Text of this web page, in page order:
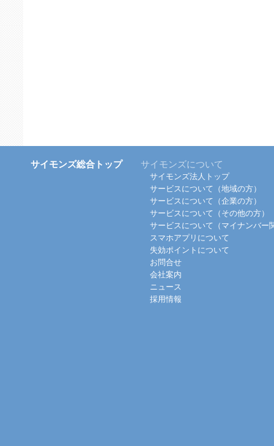
サイモンズ総合トップ サイモンズについて
サイモンズ法人トップ
サービスについて（地域の方）
サービスについて（企業の方）
サービスについて（その他の方）
サービスについて（マイナンバー
スマホアプリについて
失効ポイントについて
お問合せ
会社案内
ニュース
採用情報